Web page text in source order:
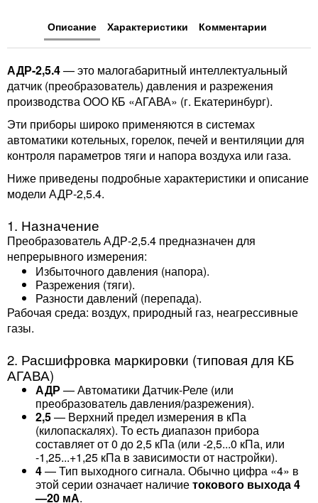
Описание Характеристики Комментарии
АДР-2,5.4— это малогабаритный интеллектуальный
датчик (преобразователь) давления и разрежения
производства ООО КБ «АГАВА» (г. Екатеринбург).
Эти приборы широко применяются в системах
автоматики котельных, горелок, печей и вентиляции для
контроля параметров тяги и напора воздуха или газа.
Ниже приведены подробные характеристики и описание
модели АДР-2,5.4.
1. Назначение
Преобразователь АДР-2,5.4 предназначен для
непрерывного измерения:
Избыточного давления (напора).
Разрежения (тяги).
Разности давлений (перепада).
Рабочая среда: воздух, природный газ, неагрессивные
газы.
2. Расшифровка маркировки (типовая для КБ
АГАВА)
АДР — Автоматики Датчик-Реле (или
преобразователь давления/разрежения).
2,5— Верхний предел измерения в кПа
(килопаскалях). То есть диапазон прибора
составляет от 0 до 2,5 кПа (или -2,5...0 кПа, или
-1,25...+1,25 кПа в зависимости от настройки).
4— Тип выходного сигнала. Обычно цифра «4» в
этой серии означает наличиетокового выхода 4
—20 мА.